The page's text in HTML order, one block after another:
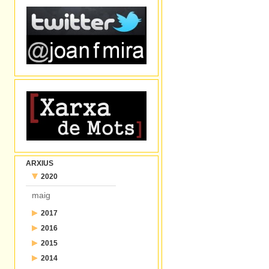
ARXIUS
2020
maig
2017
juliol2016
desembre
2015
desembre
2014